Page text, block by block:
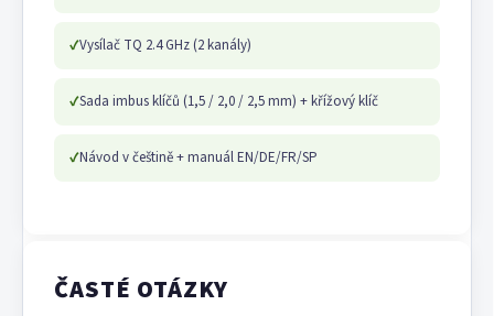
✓Vysílač TQ 2.4 GHz (2 kanály)
✓Sada imbus klíčů (1,5 / 2,0 / 2,5 mm) + křížový klíč
✓Návod v češtině + manuál EN/DE/FR/SP
ČASTÉ OTÁZKY